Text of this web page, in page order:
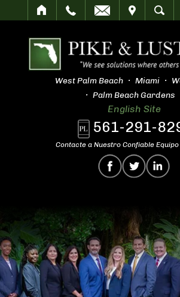
BUSCAR
West Palm Beach Miami
Palm Beach Gardens
English Site
561-291-
Contacte a Nuestro Confiable Equipo